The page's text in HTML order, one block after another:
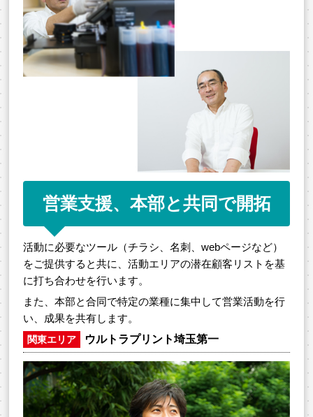
営業支援、本部と共同で開拓
活動に必要なツール（チラシ、名刺、webページなど）
をご提供すると共に、活動エリアの潜在顧客リストを基
に打ち合わせを行います。
また、本部と合同で特定の業種に集中して営業活動を行
い、成果を共有します。
関東エリア ウルトラプリント埼玉第一